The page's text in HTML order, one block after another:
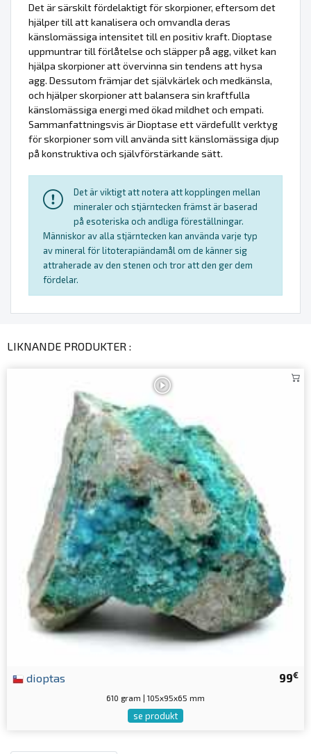
Det är särskilt fördelaktigt för skorpioner, eftersom det
hjälper till att kanalisera och omvandla deras
känslomässiga intensitet till en positiv kraft. Dioptase
uppmuntrar till förlåtelse och släpper på agg, vilket kan
hjälpa skorpioner att övervinna sin tendens att hysa
agg. Dessutom främjar det självkärlek och medkänsla,
och hjälper skorpioner att balansera sin kraftfulla
känslomässiga energi med ökad mildhet och empati.
Sammanfattningsvis är Dioptase ett värdefullt verktyg
för skorpioner som vill använda sitt känslomässiga djup
på konstruktiva och självförstärkande sätt.
Det är viktigt att notera att kopplingen mellan
mineraler och stjärntecken främst är baserad
på esoteriska och andliga föreställningar.
Människor av alla stjärntecken kan använda varje typ
av mineral för litoterapiändamål om de känner sig
attraherade av den stenen och tror att den ger dem
fördelar.
LIKNANDE PRODUKTER :
99€
dioptas
610 gram | 105x95x65 mm
se produkt